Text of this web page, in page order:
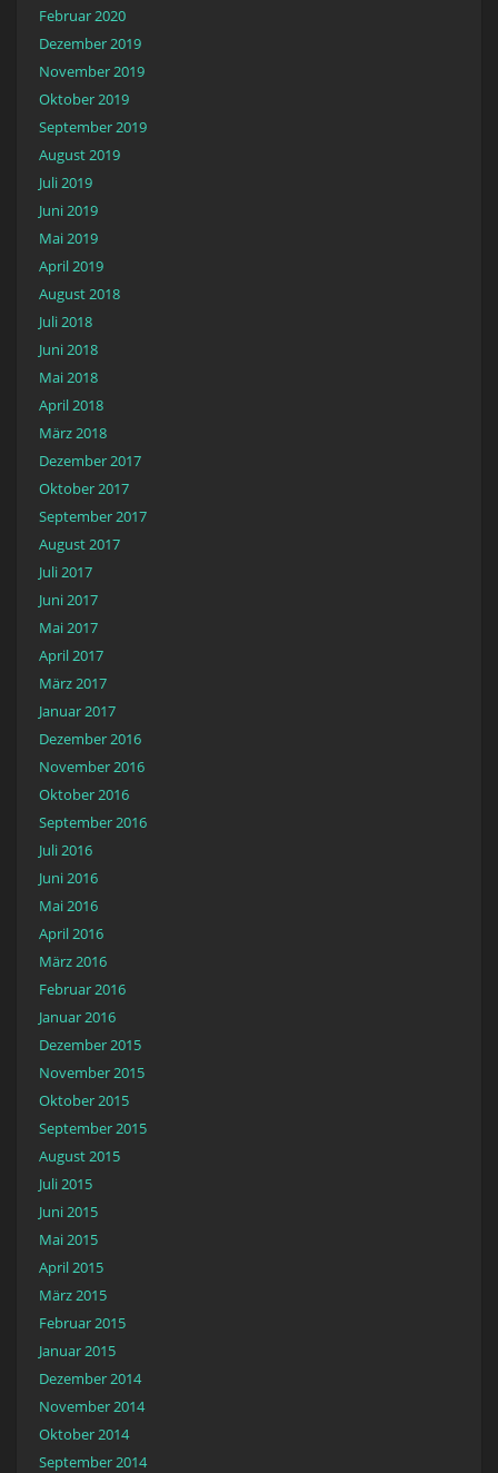
Februar 2020
Dezember 2019
November 2019
Oktober 2019
September 2019
August 2019
Juli 2019
Juni 2019
Mai 2019
April 2019
August 2018
Juli 2018
Juni 2018
Mai 2018
April 2018
März 2018
Dezember 2017
Oktober 2017
September 2017
August 2017
Juli 2017
Juni 2017
Mai 2017
April 2017
März 2017
Januar 2017
Dezember 2016
November 2016
Oktober 2016
September 2016
Juli 2016
Juni 2016
Mai 2016
April 2016
März 2016
Februar 2016
Januar 2016
Dezember 2015
November 2015
Oktober 2015
September 2015
August 2015
Juli 2015
Juni 2015
Mai 2015
April 2015
März 2015
Februar 2015
Januar 2015
Dezember 2014
November 2014
Oktober 2014
September 2014